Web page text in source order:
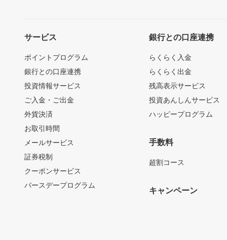
サービス
ポイントプログラム
銀行との口座連携
投資情報サービス
ご入金・ご出金
外貨決済
お取引時間
メールサービス
証券税制
クーポンサービス
バースデープログラム
銀行との口座連携
らくらく入金
らくらく出金
残高表示サービス
投資あんしんサービス
ハッピープログラム
手数料
超割コース
キャンペーン